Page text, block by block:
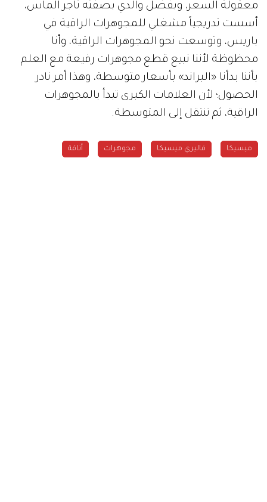
معقولة السعر، وبفضل والدي بصفته تاجر ألماس،
أسست تدريجياً مشغلي للمجوهرات الراقية في
باريس، وتوسعت نحو المجوهرات الراقية، وأنا
محظوظة لأننا نبيع قطع مجوهرات رفيعة مع العلم
بأننا بدأنا «البراند» بأسعار متوسطة، وهذا أمر نادر
الحصول؛ لأن العلامات الكبرى تبدأ بالمجوهرات
الراقية، ثم تنتقل إلى المتوسطة.
ميسيكا فاليري ميسيكا مجوهرات أناقة